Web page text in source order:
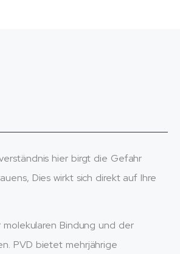
hier birgt die Gefahr
Dies wirkt sich direkt auf Ihre
Bindung und der
PVD bietet mehrjährige